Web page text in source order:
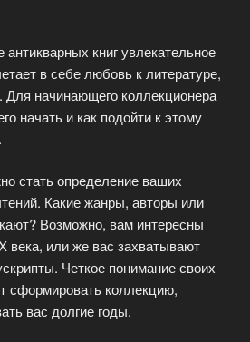
книг увлекательное
в себе любовь к литературе,
Для начинающего коллекционера
начать и как подойти к этому
стать определение ваших
Какие жанры, авторы или
Возможно, вам интересны
века, или же вас захватывают
Четкое понимание своих
сформировать коллекцию,
вас долгие годы.